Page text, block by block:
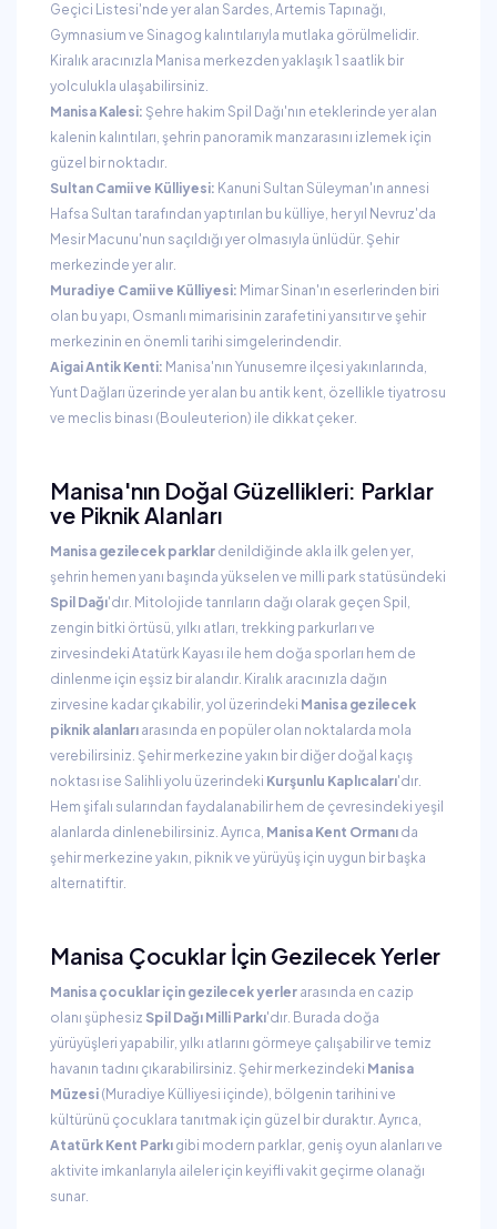
Geçici Listesi'nde yer alan Sardes, Artemis Tapınağı,
Gymnasium ve Sinagog kalıntılarıyla mutlaka görülmelidir.
Kiralık aracınızla Manisa merkezden yaklaşık 1 saatlik bir
yolculukla ulaşabilirsiniz.
Manisa Kalesi: Şehre hakim Spil Dağı'nın eteklerinde yer alan
kalenin kalıntıları, şehrin panoramik manzarasını izlemek için
güzel bir noktadır.
Sultan Camii ve Külliyesi: Kanuni Sultan Süleyman'ın annesi
Hafsa Sultan tarafından yaptırılan bu külliye, her yıl Nevruz'da
Mesir Macunu'nun saçıldığı yer olmasıyla ünlüdür. Şehir
merkezinde yer alır.
Muradiye Camii ve Külliyesi: Mimar Sinan'ın eserlerinden biri
olan bu yapı, Osmanlı mimarisinin zarafetini yansıtır ve şehir
merkezinin en önemli tarihi simgelerindendir.
Aigai Antik Kenti: Manisa'nın Yunusemre ilçesi yakınlarında,
Yunt Dağları üzerinde yer alan bu antik kent, özellikle tiyatrosu
ve meclis binası (Bouleuterion) ile dikkat çeker.
Manisa'nın Doğal Güzellikleri: Parklar
ve Piknik Alanları
Manisa gezilecek parklar denildiğinde akla ilk gelen yer,
şehrin hemen yanı başında yükselen ve milli park statüsündeki
Spil Dağı'dır. Mitolojide tanrıların dağı olarak geçen Spil,
zengin bitki örtüsü, yılkı atları, trekking parkurları ve
zirvesindeki Atatürk Kayası ile hem doğa sporları hem de
dinlenme için eşsiz bir alandır. Kiralık aracınızla dağın
zirvesine kadar çıkabilir, yol üzerindeki Manisa gezilecek
piknik alanları arasında en popüler olan noktalarda mola
verebilirsiniz. Şehir merkezine yakın bir diğer doğal kaçış
noktası ise Salihli yolu üzerindeki Kurşunlu Kaplıcaları'dır.
Hem şifalı sularından faydalanabilir hem de çevresindeki yeşil
alanlarda dinlenebilirsiniz. Ayrıca, Manisa Kent Ormanı da
şehir merkezine yakın, piknik ve yürüyüş için uygun bir başka
alternatiftir.
Manisa Çocuklar İçin Gezilecek Yerler
Manisa çocuklar için gezilecek yerler arasında en cazip
olanı şüphesiz Spil Dağı Milli Parkı'dır. Burada doğa
yürüyüşleri yapabilir, yılkı atlarını görmeye çalışabilir ve temiz
havanın tadını çıkarabilirsiniz. Şehir merkezindeki Manisa
Müzesi (Muradiye Külliyesi içinde), bölgenin tarihini ve
kültürünü çocuklara tanıtmak için güzel bir duraktır. Ayrıca,
Atatürk Kent Parkı gibi modern parklar, geniş oyun alanları ve
aktivite imkanlarıyla aileler için keyifli vakit geçirme olanağı
sunar.